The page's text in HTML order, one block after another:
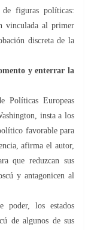
figuras políticas:
vinculada al primer
discreta de la
y enterrar la
Políticas Europeas
insta a los
favorable para
afirma el autor,
que reduzcan sus
y antagonicen al
poder, los estados
de algunos de sus